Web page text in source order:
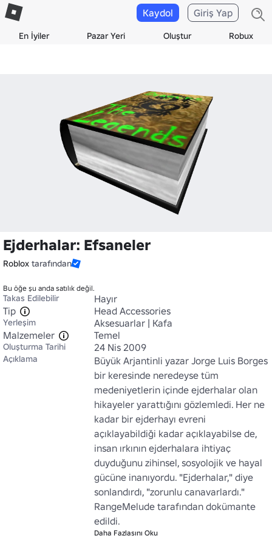
En İyiler Pazar Yeri Oluştur Robux
Kaydol Giriş Yap
Ejderhalar: Efsaneler
Roblox tarafından
Bu öğe şu anda satılık değil.
Takas Edilebilir
Hayır
Tip
Head Accessories
Yerleşim
Aksesuarlar | Kafa
Malzemeler
Temel
Oluşturma Tarihi 24 Nis 2009
Açıklama
Büyük Arjantinli yazar Jorge Luis Borges
bir keresinde neredeyse tüm
medeniyetlerin içinde ejderhalar olan
hikayeler yarattığını gözlemledi. Her ne
kadar bir ejderhayı evreni
açıklayabildiği kadar açıklayabilse de,
insan ırkının ejderhalara ihtiyaç
duyduğunu zihinsel, sosyolojik ve hayal
gücüne inanıyordu. "Ejderhalar," diye
sonlandırdı, "zorunlu canavarlardı."
RangeMelude tarafından dokümante
edildi.
Daha Fazlasını Oku